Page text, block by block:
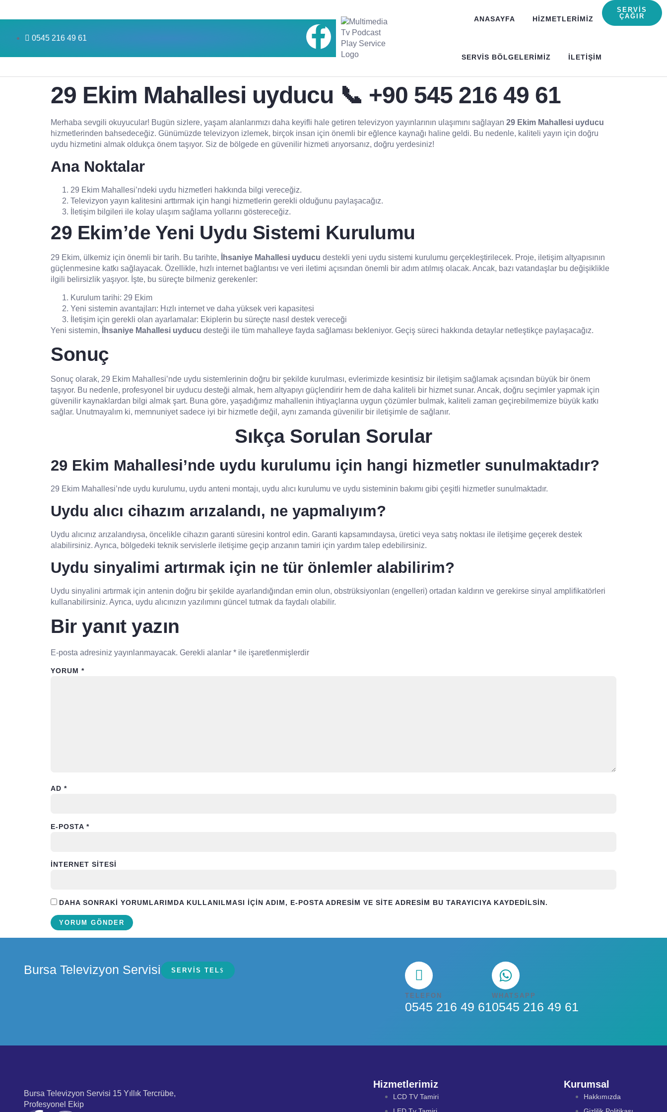
0545 216 49 61
ANASAYFA HIZMETLERIMIZ
SERVIS BÖLGELERIMIZ ILETIŞIM
SERVIS
ÇAĞIR
29 Ekim Mahallesi uyducu 📞 +90 545 216 49 61
Merhaba sevgili okuyucular! Bugün sizlere, yaşam alanlarımızı daha keyifli hale getiren televizyon yayınlarının ulaşımını sağlayan 29 Ekim Mahallesi uyducu
hizmetlerinden bahsedeceğiz. Günümüzde televizyon izlemek, birçok insan için önemli bir eğlence kaynağı haline geldi. Bu nedenle, kaliteli yayın için doğru
uydu hizmetini almak oldukça önem taşıyor. Siz de bölgede en güvenilir hizmeti arıyorsanız, doğru yerdesiniz!
Ana Noktalar
29 Ekim Mahallesi’ndeki uydu hizmetleri hakkında bilgi vereceğiz.
Televizyon yayın kalitesini arttırmak için hangi hizmetlerin gerekli olduğunu paylaşacağız.
İletişim bilgileri ile kolay ulaşım sağlama yollarını göstereceğiz.
29 Ekim’de Yeni Uydu Sistemi Kurulumu
29 Ekim, ülkemiz için önemli bir tarih. Bu tarihte, İhsaniye Mahallesi uyducu destekli yeni uydu sistemi kurulumu gerçekleştirilecek. Proje, iletişim altyapısının
güçlenmesine katkı sağlayacak. Özellikle, hızlı internet bağlantısı ve veri iletimi açısından önemli bir adım atılmış olacak. Ancak, bazı vatandaşlar bu değişiklikle
ilgili belirsizlik yaşıyor. İşte, bu süreçte bilmeniz gerekenler:
Kurulum tarihi: 29 Ekim
Yeni sistemin avantajları: Hızlı internet ve daha yüksek veri kapasitesi
İletişim için gerekli olan ayarlamalar: Ekiplerin bu süreçte nasıl destek vereceği
Yeni sistemin,
İhsaniye Mahallesi uyducu desteği ile tüm mahalleye fayda sağlaması bekleniyor. Geçiş süreci hakkında detaylar netleştikçe paylaşacağız.
Sonuç
Sonuç olarak, 29 Ekim Mahallesi’nde uydu sistemlerinin doğru bir şekilde kurulması, evlerimizde kesintisiz bir iletişim sağlamak açısından büyük bir önem
taşıyor. Bu nedenle, profesyonel bir uyducu desteği almak, hem altyapıyı güçlendirir hem de daha kaliteli bir hizmet sunar. Ancak, doğru seçimler yapmak için
güvenilir kaynaklardan bilgi almak şart. Buna göre, yaşadığımız mahallenin ihtiyaçlarına uygun çözümler bulmak, kaliteli zaman geçirebilmemize büyük katkı
sağlar. Unutmayalım ki, memnuniyet sadece iyi bir hizmetle değil, aynı zamanda güvenilir bir iletişimle de sağlanır.
Sıkça Sorulan Sorular
29 Ekim Mahallesi’nde uydu kurulumu için hangi hizmetler sunulmaktadır?
29 Ekim Mahallesi’nde uydu kurulumu, uydu anteni montajı, uydu alıcı kurulumu ve uydu sisteminin bakımı gibi çeşitli hizmetler sunulmaktadır.
Uydu alıcı cihazım arızalandı, ne yapmalıyım?
Uydu alıcınız arızalandıysa, öncelikle cihazın garanti süresini kontrol edin. Garanti kapsamındaysa, üretici veya satış noktası ile iletişime geçerek destek
alabilirsiniz. Ayrıca, bölgedeki teknik servislerle iletişime geçip arızanın tamiri için yardım talep edebilirsiniz.
Uydu sinyalimi artırmak için ne tür önlemler alabilirim?
Uydu sinyalini artırmak için antenin doğru bir şekilde ayarlandığından emin olun, obstrüksiyonları (engelleri) ortadan kaldırın ve gerekirse sinyal amplifikatörleri
kullanabilirsiniz. Ayrıca, uydu alıcınızın yazılımını güncel tutmak da faydalı olabilir.
Bir yanıt yazın
E-posta adresiniz yayınlanmayacak. Gerekli alanlar * ile işaretlenmişlerdir
YORUM *
AD *
E-POSTA *
İNTERNET SITESI
DAHA SONRAKI YORUMLARIMDA KULLANILMASI IÇIN ADIM, E-POSTA ADRESIM VE SITE ADRESIM BU TARAYICIYA KAYDEDILSIN.
Bursa Televizyon Servisi SERVIS TEL
TELEFON
0545 216 49 61
WHATSAPP
0545 216 49 61
Bursa Televizyon Servisi 15 Yıllık Tercrübe,
Profesyonel Ekip
Hizmetlerimiz
LCD TV Tamiri
Kurumsal
Hakkımızda